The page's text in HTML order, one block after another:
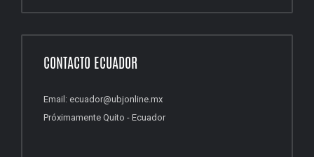
CONTACTO ECUADOR
Email: ecuador@ubjonline.mx
Próximamente Quito - Ecuador